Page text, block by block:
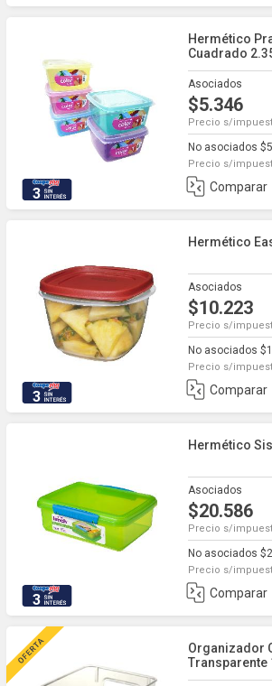
3
Hermético
Cuadrado
Asociados
$5.346
Precio s/
No asociados
Precio s/
Comparar
3
Hermético
Asociados
$10.223
Precio s/
No asociados
Precio s/
Comparar
3
Hermético
Asociados
$20.586
Precio s/
No asociados
Precio s/
Comparar
Organizador
Transparente